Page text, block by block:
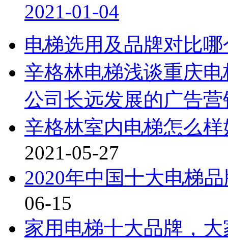
2021-01-04
电梯选用及品牌对比
辛格林电梯浅谈重庆
公司长远发展的广告
辛格林室内电梯怎么
2021-05-27
2020年中国十大电梯
06-15
家用电梯十大品牌，